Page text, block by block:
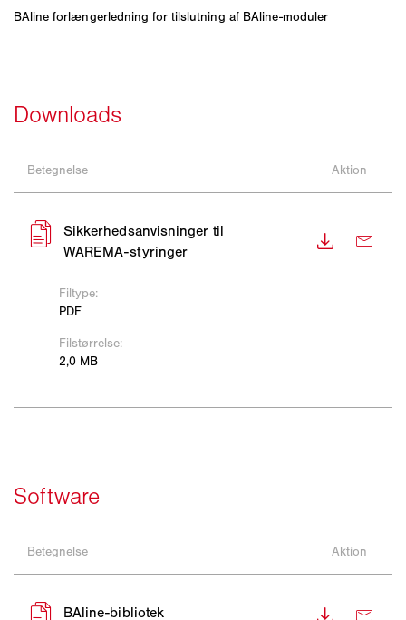
BAline forlængerledning for tilslutning af BAline-moduler